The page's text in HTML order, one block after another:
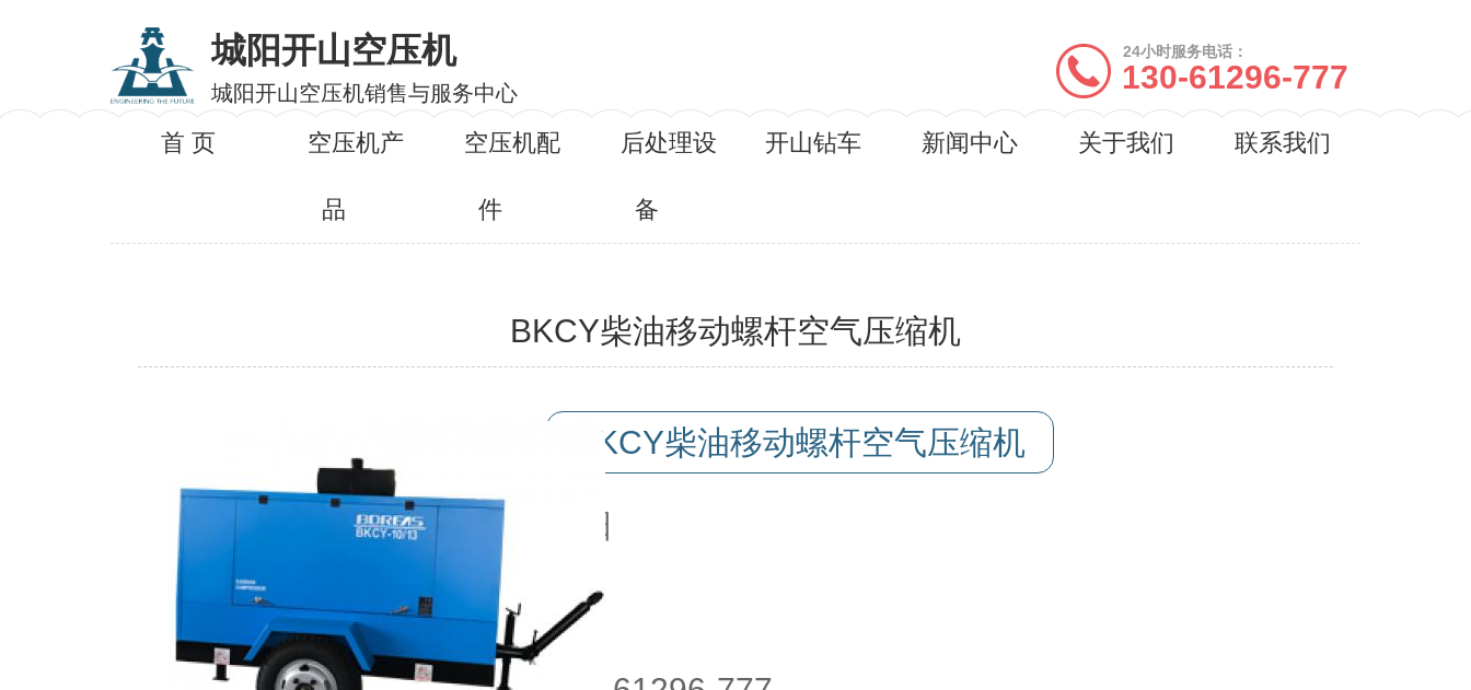
城阳开山空压机
城阳开山空压机销售与服务中心
24小时服务电话：
130-61296-777
首 页 空压机产
品
空压机配
件
后处理设
备
开山钻车 新闻中心 关于我们 联系我们
BKCY柴油移动螺杆空气压缩机
BKCY柴油移动螺杆空气压缩机
销售区域： 城阳
产品特点：